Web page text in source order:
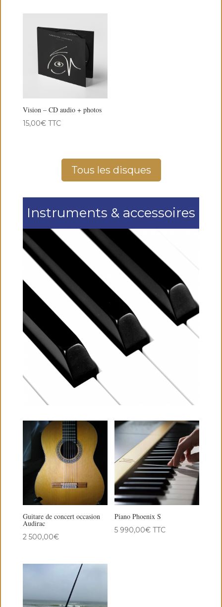
Vision – CD audio + photos
15,00€ TTC
Tous les disques
Instruments & accessoires
Guitare de concert occasion
Audirac
2 500,00€
Piano Phoenix S
5 990,00€ TTC